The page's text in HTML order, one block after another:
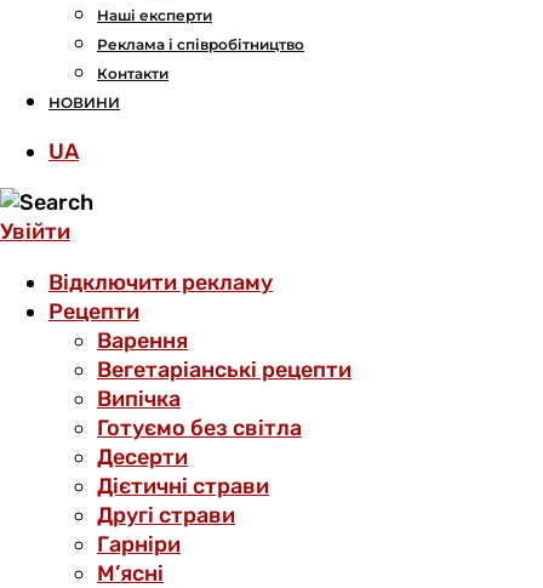
Наші експерти
Реклама і співробітництво
Контакти
НОВИНИ
UA
Увійти
Відключити рекламу
Рецепти
Варення
Вегетаріанські рецепти
Випічка
Готуємо без світла
Десерти
Дієтичні страви
Другі страви
Гарніри
М’ясні